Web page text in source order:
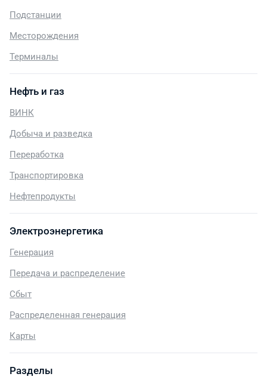
Подстанции
Месторождения
Терминалы
Нефть и газ
ВИНК
Добыча и разведка
Переработка
Транспортировка
Нефтепродукты
Электроэнергетика
Генерация
Передача и распределение
Сбыт
Распределенная генерация
Карты
Разделы